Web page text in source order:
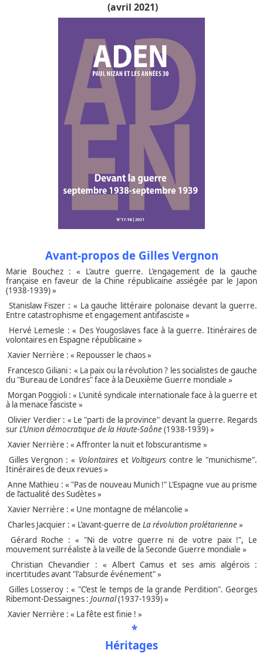
(avril 2021)
Avant-propos de Gilles Vergnon
Marie Bouchez : « L’autre guerre. L’engagement de la gauche
française en faveur de la Chine républicaine assiégée par le Japon
(1938-1939) »
Stanislaw Fiszer : « La gauche littéraire polonaise devant la guerre.
Entre catastrophisme et engagement antifasciste »
Hervé Lemesle : « Des Yougoslaves face à la guerre. Itinéraires de
volontaires en Espagne républicaine »
Xavier Nerrière : « Repousser le chaos »
Francesco Giliani : « La paix ou la révolution ? les socialistes de gauche
du "Bureau de Londres" face à la Deuxième Guerre mondiale »
Morgan Poggioli : « L’unité syndicale internationale face à la guerre et
à la menace fasciste »
Olivier Verdier : « Le "parti de la province" devant la guerre. Regards
surL’Union démocratique de la Haute-Saône(1938-1939) »
Xavier Nerrière : « Affronter la nuit et l’obscurantisme »
Gilles Vergnon : « Volontaireset Voltigeurs contre le "munichisme".
Itinéraires de deux revues »
Anne Mathieu : « "Pas de nouveau Munich !" L’Espagne vue au prisme
de l’actualité des Sudètes »
Xavier Nerrière : « Une montagne de mélancolie »
Charles Jacquier : « L’avant-guerre de La révolution prolétarienne»
Gérard Roche : « "Ni de votre guerre ni de votre paix !", Le
mouvement surréaliste à la veille de la Seconde Guerre mondiale »
Christian Chevandier : « Albert Camus et ses amis algérois :
incertitudes avant "l'absurde événement" »
Gilles Losseroy : « "C’est le temps de la grande Perdition". Georges
Ribemont-Dessaignes : Journal(1937-1939) »
Xavier Nerrière : « La fête est finie ! »
*
Héritages